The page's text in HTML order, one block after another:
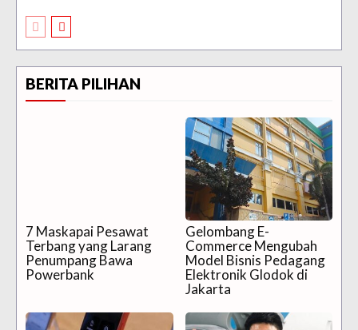
BERITA PILIHAN
7 Maskapai Pesawat
Terbang yang Larang
Penumpang Bawa
Powerbank
Gelombang E-
Commerce Mengubah
Model Bisnis Pedagang
Elektronik Glodok di
Jakarta